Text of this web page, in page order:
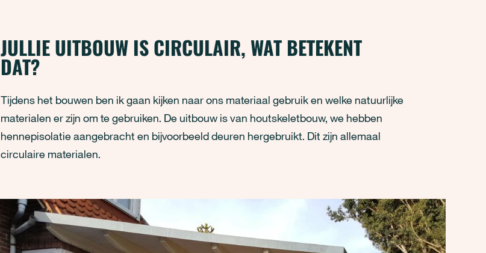
JULLIE UITBOUW IS CIRCULAIR, WAT BETEKENT
DAT?
Tijdens het bouwen ben ik gaan kijken naar ons materiaal gebruik en welke natuurlijke
materialen er zijn om te gebruiken. De uitbouw is van houtskeletbouw, we hebben
hennepisolatie aangebracht en bijvoorbeeld deuren hergebruikt. Dit zijn allemaal
circulaire materialen.